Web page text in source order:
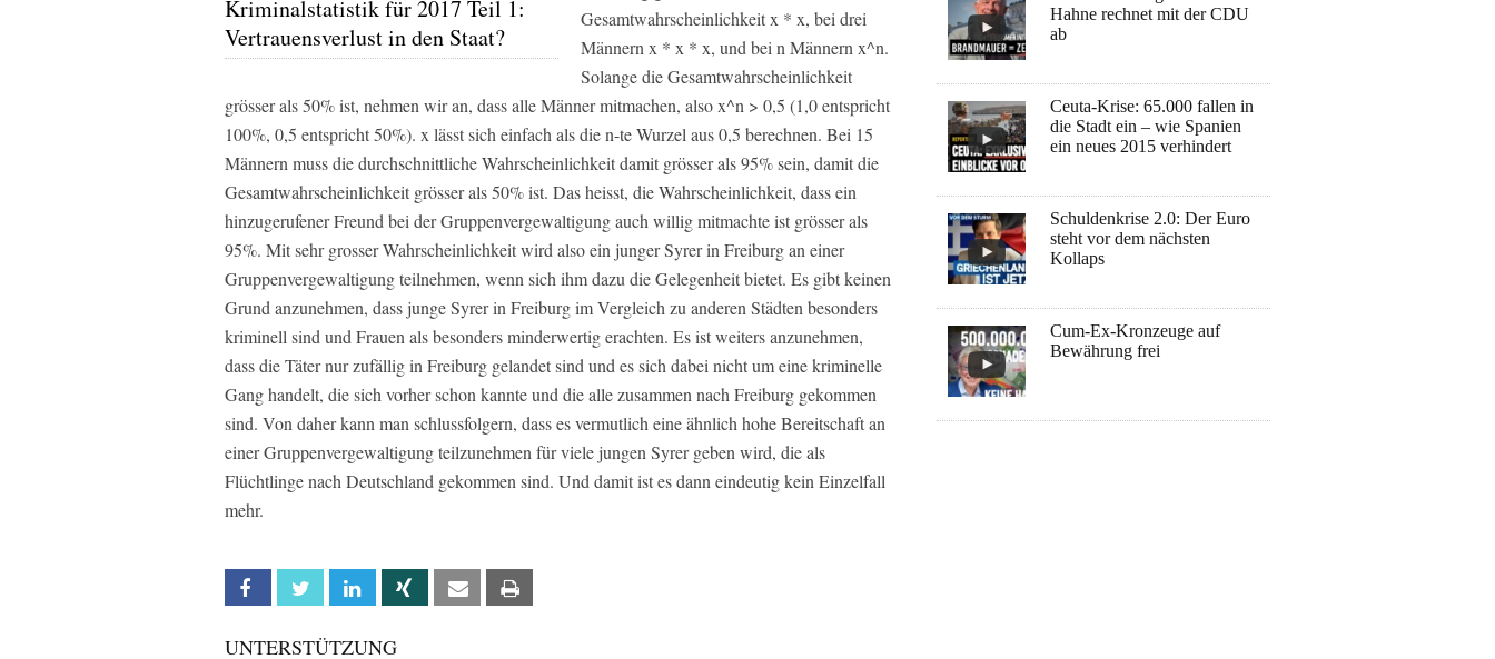
Kriminalstatistik für 2017 Teil 1:
Vertrauensverlust in den Staat?
Gesamtwahrscheinlichkeit x * x, bei drei
Männern x * x * x, und bei n Männern x^n.
Solange die Gesamtwahrscheinlichkeit
grösser als 50% ist, nehmen wir an, dass alle Männer mitmachen, also x^n > 0,5 (1,0 entspricht
100%, 0,5 entspricht 50%). x lässt sich einfach als die n-te Wurzel aus 0,5 berechnen. Bei 15
Männern muss die durchschnittliche Wahrscheinlichkeit damit grösser als 95% sein, damit die
Gesamtwahrscheinlichkeit grösser als 50% ist. Das heisst, die Wahrscheinlichkeit, dass ein
hinzugerufener Freund bei der Gruppenvergewaltigung auch willig mitmachte ist grösser als
95%. Mit sehr grosser Wahrscheinlichkeit wird also ein junger Syrer in Freiburg an einer
Gruppenvergewaltigung teilnehmen, wenn sich ihm dazu die Gelegenheit bietet. Es gibt keinen
Grund anzunehmen, dass junge Syrer in Freiburg im Vergleich zu anderen Städten besonders
kriminell sind und Frauen als besonders minderwertig erachten. Es ist weiters anzunehmen,
dass die Täter nur zufällig in Freiburg gelandet sind und es sich dabei nicht um eine kriminelle
Gang handelt, die sich vorher schon kannte und die alle zusammen nach Freiburg gekommen
sind. Von daher kann man schlussfolgern, dass es vermutlich eine ähnlich hohe Bereitschaft an
einer Gruppenvergewaltigung teilzunehmen für viele jungen Syrer geben wird, die als
Flüchtlinge nach Deutschland gekommen sind. Und damit ist es dann eindeutig kein Einzelfall
mehr.
Facebook Twitter Linkedin Xing Email
UNTERSTÜTZUNG
Hahne rechnet mit der CDU
ab
Ceuta-Krise: 65.000 fallen in
die Stadt ein – wie Spanien
ein neues 2015 verhindert
Schuldenkrise 2.0: Der Euro
steht vor dem nächsten
Kollaps
Cum-Ex-Kronzeuge auf
Bewährung frei